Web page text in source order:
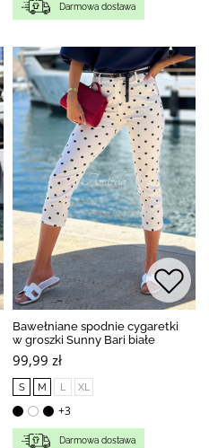
Darmowa dostawa
Bawełniane spodnie cygaretki
w groszki Sunny Bari białe
99,99 zł
S M L XL
+3
Darmowa dostawa